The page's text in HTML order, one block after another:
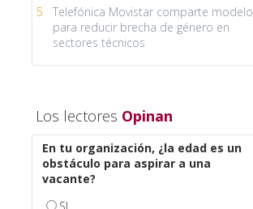
5
Telefónica Movistar comparte modelo
para reducir brecha de género en
sectores técnicos
Los lectores Opinan
En tu organización, ¿la edad es un
obstáculo para aspirar a una
vacante?